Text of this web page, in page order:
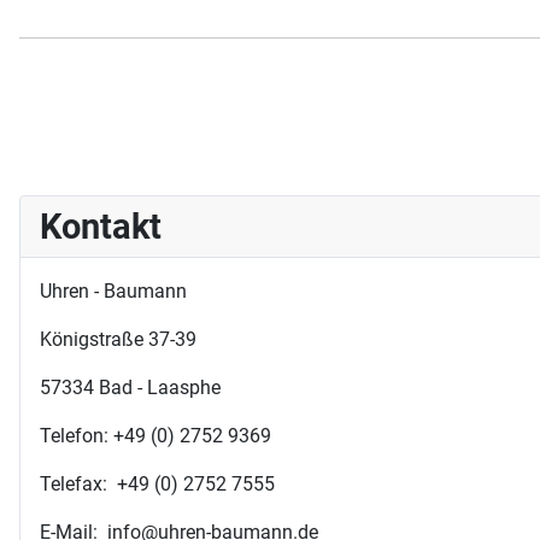
Kontakt
Uhren - Baumann
Königstraße 37-39
57334 Bad - Laasphe
Telefon: +49 (0) 2752 9369
Telefax: +49 (0) 2752 7555
E-Mail: info@uhren-baumann.de